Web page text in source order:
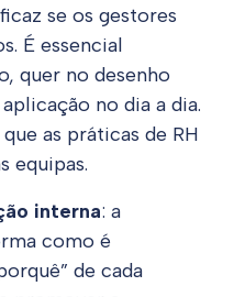
se os gestores
É essencial
quer no desenho
no dia a dia.
as práticas de RH
equipas.
interna: a
como é
de cada